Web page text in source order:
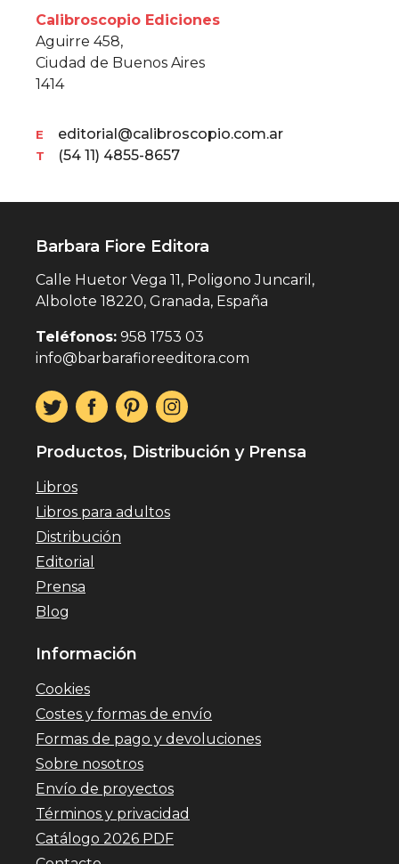
Calibroscopio Ediciones
Aguirre 458,
Ciudad de Buenos Aires
1414
E editorial@calibroscopio.com.ar
T (54 11) 4855-8657
Barbara Fiore Editora
Calle Huetor Vega 11, Poligono Juncaril,
Albolote 18220, Granada, España
Teléfonos: 958 1753 03
info@barbarafioreeditora.com
Productos, Distribución y Prensa
Libros
Libros para adultos
Distribución
Editorial
Prensa
Blog
Información
Cookies
Costes y formas de envío
Formas de pago y devoluciones
Sobre nosotros
Envío de proyectos
Términos y privacidad
Catálogo 2026 PDF